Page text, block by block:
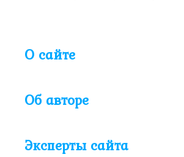
О сайте
Об авторе
Эксперты сайта